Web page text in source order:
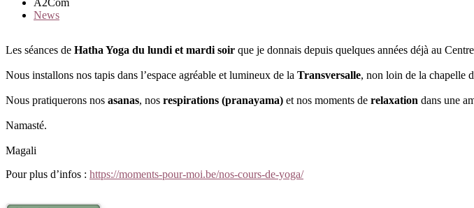
News
Les séances de Hatha Yoga du lundi et mardi soir que je donnais depuis quelques années déjà au
Nous installons nos tapis dans l’espace agréable et lumineux de la Transversalle, non loin de la chapelle
Nous pratiquerons nos asanas, nos respirations (pranayama) et nos moments de relaxation dans une
Namasté.
Magali
Pour plus d’infos : https://moments-pour-moi.be/nos-cours-de-yoga/